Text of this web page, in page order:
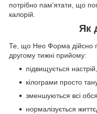
потрібно пам'ятати, що
калорій.
Як
Те, що Нео Форма дійсно
другому тижні прийому:
підвищується
кілограми просто
зменшуються всі
нормалізується